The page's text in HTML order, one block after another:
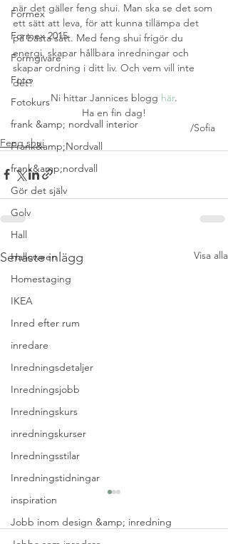
Formex
Formex 2015
Formgivare
Foto
Fotokurs
frank &amp; nordvall interior
Frank&amp;Nordvall
frank&amp;nordvall
Gör det själv
Golv
Hall
Halloween
Homestaging
IKEA
Inred efter rum
inredare
Inredningsdetaljer
Inredningsjobb
Inredningskurs
inredningskurser
Inredningsstilar
Inredningstidningar
inspiration
Jobb inom design &amp; inredning
när det gäller feng shui. Man ska se det som
ett sätt att leva, för att kunna tillämpa det
på bästa sätt. Med feng shui frigör du
energi, skapar hållbara inredningar och
skapar ordning i ditt liv. Och vem vill inte
det?
Ni hittar Jannices blogg här.
Ha en fin dag!
/Sofia
Feng shui
Senaste inlägg Visa alla